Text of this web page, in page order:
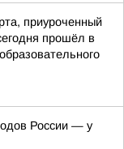
приуроченный
прошёл в
России — у